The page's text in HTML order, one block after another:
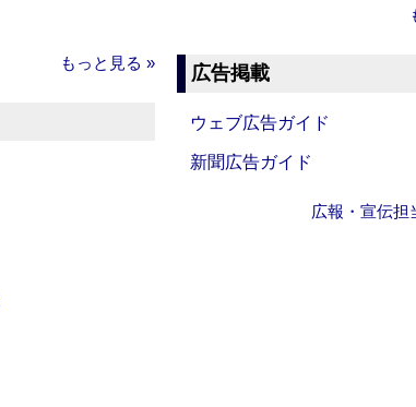
もっと見る » 広告掲載
ウェブ広告ガイド
新聞広告ガイド
広報・宣伝担